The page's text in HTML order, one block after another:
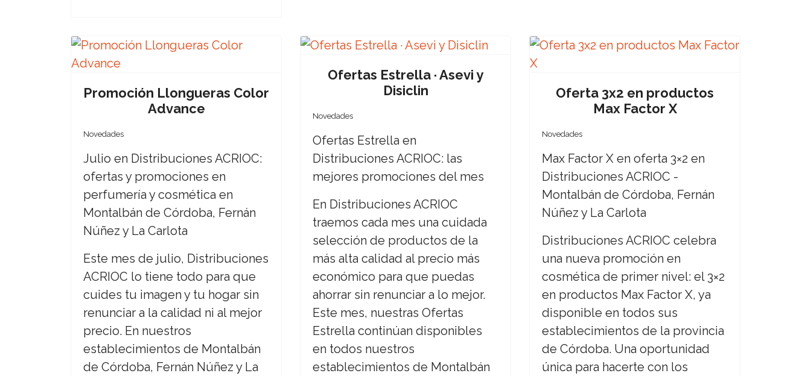
Promoción Llongueras Color
Advance
Novedades
Julio en Distribuciones ACRIOC:
ofertas y promociones en
perfumería y cosmética en
Montalbán de Córdoba, Fernán
Núñez y La Carlota
Este mes de julio, Distribuciones
ACRIOC lo tiene todo para que
cuides tu imagen y tu hogar sin
renunciar a la calidad ni al mejor
precio. En nuestros
establecimientos de Montalbán
de Córdoba, Fernán Núñez y La
Ofertas Estrella · Asevi y
Disiclin
Novedades
Ofertas Estrella en
Distribuciones ACRIOC: las
mejores promociones del mes
En Distribuciones ACRIOC
traemos cada mes una cuidada
selección de productos de la
más alta calidad al precio más
económico para que puedas
ahorrar sin renunciar a lo mejor.
Este mes, nuestras Ofertas
Estrella continúan disponibles
en todos nuestros
establecimientos de Montalbán
Oferta 3x2 en productos
Max Factor X
Novedades
Max Factor X en oferta 3×2 en
Distribuciones ACRIOC -
Montalbán de Córdoba, Fernán
Núñez y La Carlota
Distribuciones ACRIOC celebra
una nueva promoción en
cosmética de primer nivel: el 3×2
en productos Max Factor X, ya
disponible en todos sus
establecimientos de la provincia
de Córdoba. Una oportunidad
única para hacerte con los